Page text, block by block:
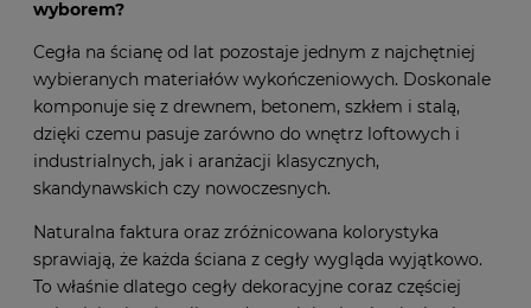
Dlaczego cegła na ścianę jest ponadczasowym
wyborem?
Cegła na ścianę od lat pozostaje jednym z najchętniej
wybieranych materiałów wykończeniowych. Doskonale
komponuje się z drewnem, betonem, szkłem i stalą,
dzięki czemu pasuje zarówno do wnętrz loftowych i
industrialnych, jak i aranżacji klasycznych,
skandynawskich czy nowoczesnych.
Naturalna faktura oraz zróżnicowana kolorystyka
sprawiają, że każda ściana z cegły wygląda wyjątkowo.